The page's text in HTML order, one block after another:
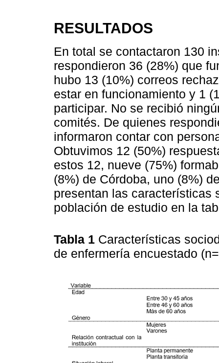
RESULTADOS
En total se contactaron 130
respondieron 36 (28%) que
hubo 13 (10%) correos
estar en funcionamiento y 1
participar. No se recibió
comités. De quienes
informaron contar con
Obtuvimos 12 (50%)
estos 12, nueve (75%)
(8%) de Córdoba, uno (8%)
presentan las características
población de estudio en la
Tabla 1 Características
de enfermería encuestado